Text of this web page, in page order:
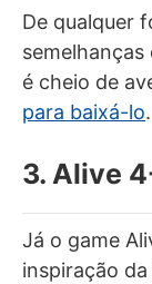
De qualquer
é cheio de
para baixá-lo.
3. Alive
Já o game
inspiração